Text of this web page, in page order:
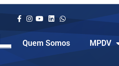
Quem Somos MPDV